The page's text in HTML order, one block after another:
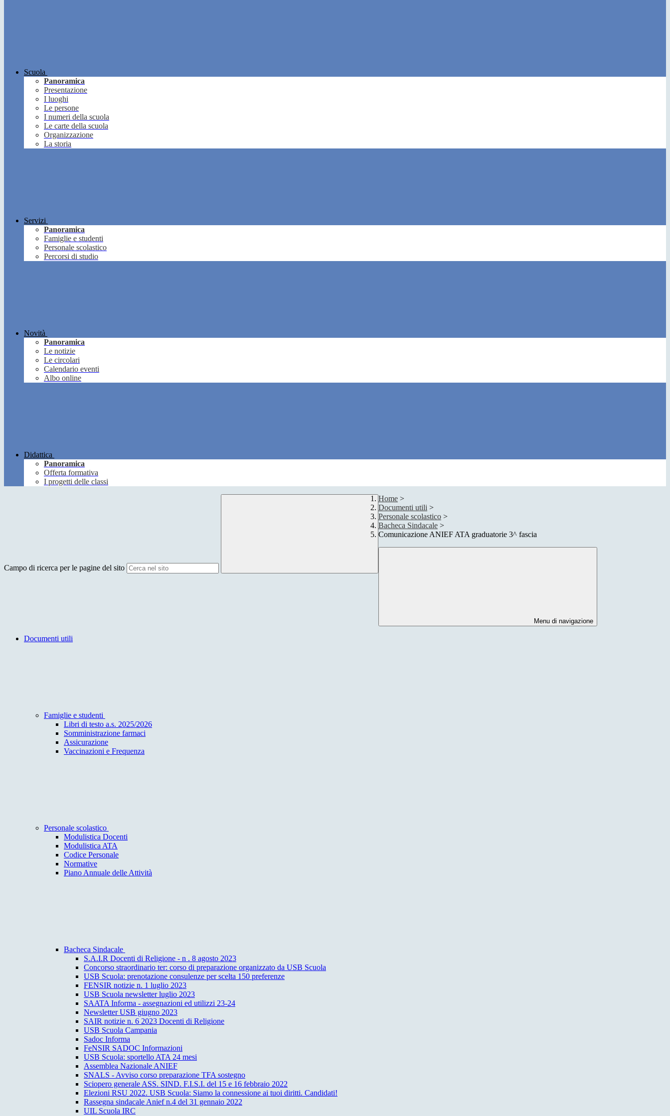
Scuola
Panoramica
Presentazione
I luoghi
Le persone
I numeri della scuola
Le carte della scuola
Organizzazione
La storia
Servizi
Panoramica
Famiglie e studenti
Personale scolastico
Percorsi di studio
Novità
Panoramica
Le notizie
Le circolari
Calendario eventi
Albo online
Didattica
Panoramica
Offerta formativa
I progetti delle classi
Campo di ricerca per le pagine del sito
Home >
Documenti utili >
Personale scolastico >
Bacheca Sindacale >
Comunicazione ANIEF ATA graduatorie 3^ fascia
Menu di navigazione
Documenti utili
Famiglie e studenti
Libri di testo a.s. 2025/2026
Somministrazione farmaci
Assicurazione
Vaccinazioni e Frequenza
Personale scolastico
Modulistica Docenti
Modulistica ATA
Codice Personale
Normative
Piano Annuale delle Attività
Bacheca Sindacale
S.A.I.R Docenti di Religione - n . 8 agosto 2023
Concorso straordinario ter: corso di preparazione organizzato da USB Scuola
USB Scuola: prenotazione consulenze per scelta 150 preferenze
FENSIR notizie n. 1 luglio 2023
USB Scuola newsletter luglio 2023
SAATA Informa - assegnazioni ed utilizzi 23-24
Newsletter USB giugno 2023
SAIR notizie n. 6 2023 Docenti di Religione
USB Scuola Campania
Sadoc Informa
FeNSIR SADOC Informazioni
USB Scuola: sportello ATA 24 mesi
Assemblea Nazionale ANIEF
SNALS - Avviso corso preparazione TFA sostegno
Sciopero generale ASS. SIND. F.I.S.I. del 15 e 16 febbraio 2022
Elezioni RSU 2022. USB Scuola: Siamo la connessione ai tuoi diritti. Candidati!
Rassegna sindacale Anief n.4 del 31 gennaio 2022
UIL Scuola IRC